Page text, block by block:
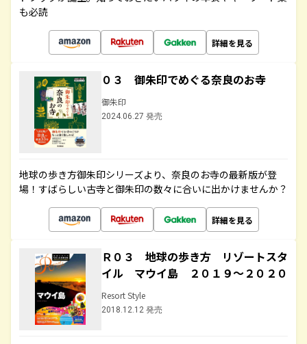
も必読
詳細を見る
０３ 御朱印でめぐる奈良のお寺
御朱印
2024.06.27 発売
地球の歩き方御朱印シリーズより、奈良のお寺の最新版が登
場！すばらしい古寺と御朱印の数々に合いに出かけませんか？
詳細を見る
Ｒ０３ 地球の歩き方 リゾートスタ
イル マウイ島 ２０１９～２０２０
Resort Style
2018.12.12 発売